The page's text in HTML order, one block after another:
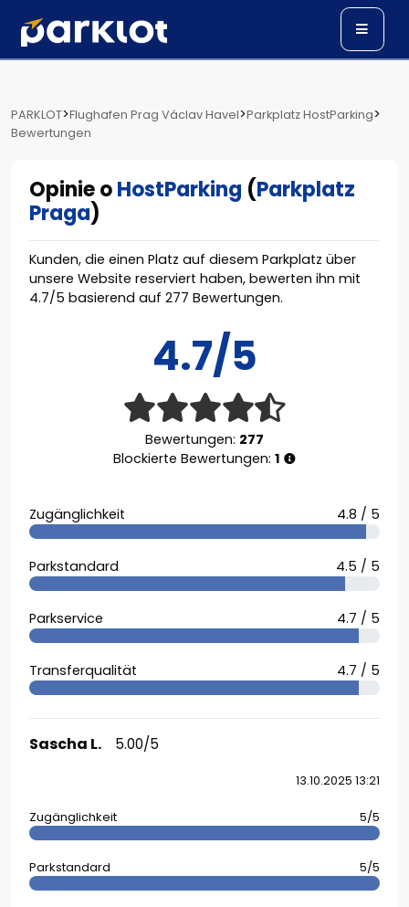
PARKLOT>Flughafen Prag Václav Havel>Parkplatz HostParking>
Bewertungen
Opinie oHostParking (Parkplatz
Praga)
Kunden, die einen Platz auf diesem Parkplatz über
unsere Website reserviert haben, bewerten ihn mit
4.7/5 basierend auf 277 Bewertungen.
4.7/5
Bewertungen: 277
Blockierte Bewertungen: 1
Zugänglichkeit 4.8 / 5
Parkstandard 4.5 / 5
Parkservice 4.7 / 5
Transferqualität 4.7 / 5
Sascha L. 5.00/5
13.10.2025 13:21
Zugänglichkeit 5/5
Parkstandard 5/5